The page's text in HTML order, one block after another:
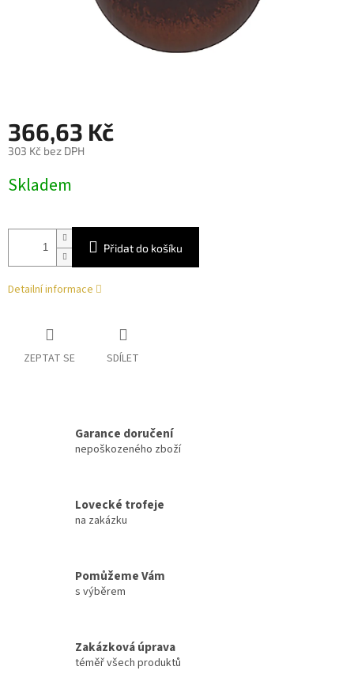
366,63 Kč
303 Kč bez DPH
cena:
Skladem
Přidat do košíku
Detailní informace
ZEPTAT SE SDÍLET
Garance doručení
nepoškozeného zboží
Lovecké trofeje
na zakázku
Pomůžeme Vám
s výběrem
Zakázková úprava
téměř všech produktů